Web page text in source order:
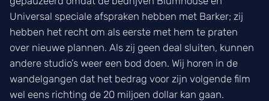
Universal speciale afspraken hebben met Barker; zij
hebben het recht om als eerste met hem te praten
over nieuwe plannen. Als zij geen deal sluiten, kunnen
andere studio’s weer een bod doen. Wij horen in de
wandelgangen dat het bedrag voor zijn volgende film
wel eens richting de 20 miljoen dollar kan gaan.